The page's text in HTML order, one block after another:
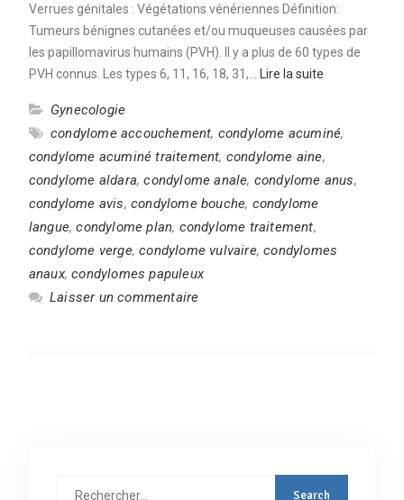
Verrues génitales : Végétations vénériennes Définition:
Tumeurs bénignes cutanées et/ou muqueuses causées par
les papillomavirus humains (PVH). Il y a plus de 60 types de
PVH connus. Les types 6, 11, 16, 18, 31,…
Lire la suite
Gynecologie
condylome accouchement, condylome acuminé,
condylome acuminé traitement, condylome aine,
condylome aldara,condylome anale, condylome anus,
condylome avis, condylome bouche, condylome
langue,condylome plan, condylome traitement,
condylome verge,condylome vulvaire,condylomes
anaux,condylomes papuleux
Laisser un commentaire